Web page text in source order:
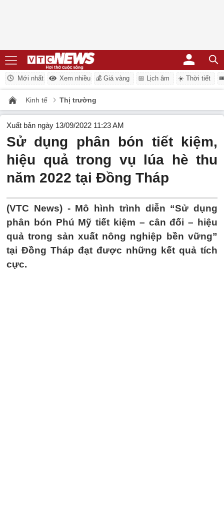
Mới nhất Xem nhiều 💰 Giá vàng 📅 Lịch âm ☀️ Thời tiết
Kinh tế Thị trường
Xuất bản ngày 13/09/2022 11:23 AM
Sử dụng phân bón tiết kiệm,
hiệu quả trong vụ lúa hè thu
năm 2022 tại Đồng Tháp
(VTC News) - Mô hình trình diễn “Sử dụng
phân bón Phú Mỹ tiết kiệm – cân đối – hiệu
quả trong sản xuất nông nghiệp bền vững”
tại Đồng Tháp đạt được những kết quả tích
cực.